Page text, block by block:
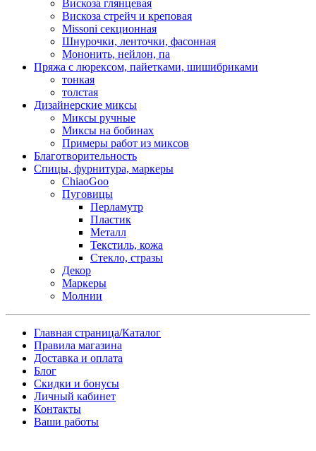
Вискоза глянцевая
Вискоза стрейч и креповая
Missoni секционная
Шнурочки, ленточки, фасонная
Мононить, нейлон, па
Пряжа с люрексом, пайетками, шишибриками
тонкая
толстая
Дизайнерские миксы
Миксы ручные
Миксы на бобинах
Примеры работ из миксов
Благотворительность
Спицы, фурнитура, маркеры
ChiaoGoo
Пуговицы
Перламутр
Пластик
Металл
Текстиль, кожа
Стекло, стразы
Декор
Маркеры
Молнии
Главная страница/Каталог
Правила магазина
Доставка и оплата
Блог
Скидки и бонусы
Личный кабинет
Контакты
Ваши работы